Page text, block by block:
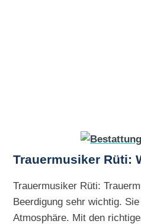
Trauermusiker Rüti:
Trauermusiker Rüti:
Beerdigung sehr wichtig.
Atmosphäre. Mit den